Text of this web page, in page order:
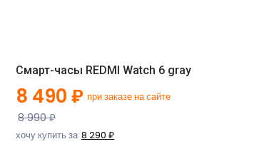
Смарт-часы REDMI Watch 6 gray
8 490 ₽ при заказе на сайте
8 990 ₽
хочу купить за 8 290 ₽